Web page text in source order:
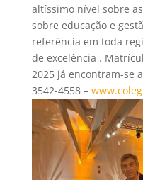
altíssimo nível sobre
sobre educação e
referência em toda
de excelência .
2025 já encontram-se
3542-4558 –